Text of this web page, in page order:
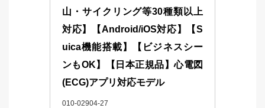
山・サイクリング等30種類以上
対応】【Android/iOS対応】【S
uica機能搭載】【ビジネスシー
ンもOK】【日本正規品】心電図
(ECG)アプリ対応モデル
010-02904-27